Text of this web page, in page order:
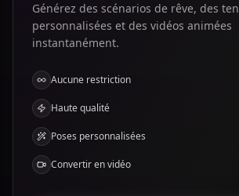
Générez des scénarios de rêve, des
personnalisées et des vidéos animées
instantanément.
Aucune restriction
Haute qualité
Poses personnalisées
Convertir en vidéo